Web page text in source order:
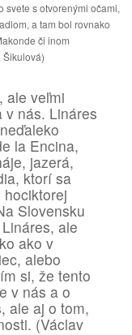
svete s otvorenými očami,
a tam bol rovnako
či inom
Šikulová)
ale veľmi
v nás. Lináres
la Encina,
jazerá,
ktorí sa
Slovensku
ale
ako v
alebo
si, že tento
v nás a o
ale aj o tom,
(Václav